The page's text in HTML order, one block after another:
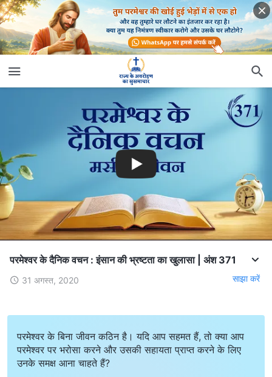
परमेश्वर के दैनिक वचन : इंसान की भ्रष्टता का खुलासा | अंश 371
31 अगस्त, 2020 साझा करें
परमेश्वर के बिना जीवन कठिन है। यदि आप सहमत हैं, तो क्या आप
परमेश्वर पर भरोसा करने और उसकी सहायता प्राप्त करने के लिए
उनके समक्ष आना चाहते हैं?